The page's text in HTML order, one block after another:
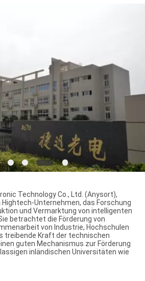
Optoelectronic
Co., Ltd.
Technology Co., Ltd. (Anysort),
Unternehmen, das Forschung
und Vermarktung von intelligenten
betrachtet die Förderung von
von Industrie, Hochschulen
treibende Kraft der technischen
guten Mechanismus zur Förderung
inländischen Universitäten wie